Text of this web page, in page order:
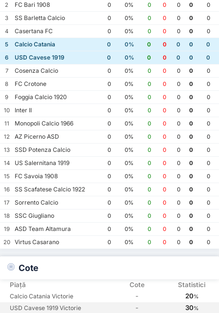
2
FC Bari 1908 0 0% 0 0 0 0
0
3
SS Barletta Calcio 0 0% 0 0 0 0
0
4
Casertana FC 0 0% 0 0 0 0
0
5
Calcio Catania 0 0% 0 0 0 0
0
6
USD Cavese 1919 0 0% 0 0 0 0
0
7
Cosenza Calcio 0 0% 0 0 0 0
0
8
FC Crotone 0 0% 0 0 0 0
0
9
Foggia Calcio 1920 0 0% 0 0 0 0
0
10
Inter II 0 0% 0 0 0 0
0
11
Monopoli Calcio 1966 0 0% 0 0 0 0
0
12
AZ Picerno ASD 0 0% 0 0 0 0
0
13
SSD Potenza Calcio 0 0% 0 0 0 0
0
14
US Salernitana 1919 0 0% 0 0 0 0
0
15
FC Savoia 1908 0 0% 0 0 0 0
0
16
SS Scafatese Calcio 1922 0 0% 0 0 0 0
0
17
Sorrento Calcio 0 0% 0 0 0 0
0
18
SSC Giugliano 0 0% 0 0 0 0
0
19
ASD Team Altamura 0 0% 0 0 0 0
0
20
Virtus Casarano 0 0% 0 0 0 0 0
Cote
Piață Cote Statistici
Calcio Catania Victorie - 20%
USD Cavese 1919 Victorie - 30%